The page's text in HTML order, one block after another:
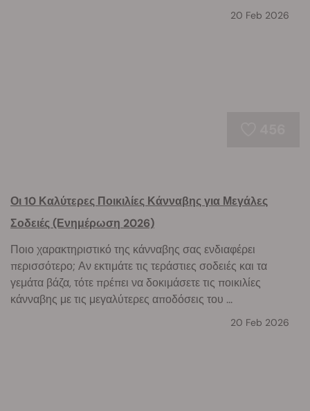
20 Feb 2026
Οι 10 Καλύτερες Ποικιλίες Κάνναβης για Μεγάλες
Σοδειές (Ενημέρωση 2026)
Ποιο χαρακτηριστικό της κάνναβης σας ενδιαφέρει
περισσότερο; Αν εκτιμάτε τις τεράστιες σοδειές και τα
γεμάτα βάζα, τότε πρέπει να δοκιμάσετε τις ποικιλίες
κάνναβης με τις μεγαλύτερες αποδόσεις του ...
20 Feb 2026